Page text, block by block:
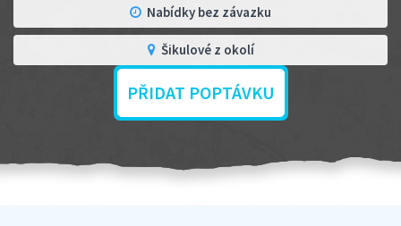
Nabídky bez závazku
Šikulové z okolí
PŘIDAT POPTÁVKU